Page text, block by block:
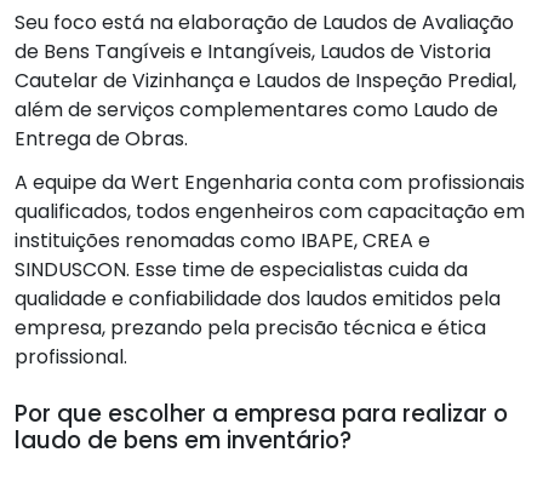
Seu foco está na elaboração de Laudos de Avaliação
de Bens Tangíveis e Intangíveis, Laudos de Vistoria
Cautelar de Vizinhança e Laudos de Inspeção Predial,
além de serviços complementares como Laudo de
Entrega de Obras.
A equipe da Wert Engenharia conta com profissionais
qualificados, todos engenheiros com capacitação em
instituições renomadas como IBAPE, CREA e
SINDUSCON. Esse time de especialistas cuida da
qualidade e confiabilidade dos laudos emitidos pela
empresa, prezando pela precisão técnica e ética
profissional.
Por que escolher a empresa para realizar o
laudo de bens em inventário?